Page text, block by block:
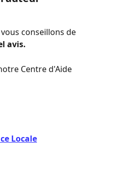
conseillons de
avis.
Centre d'Aide
Locale